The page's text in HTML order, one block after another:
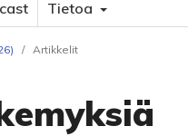
Tietoa
/ Artikkelit